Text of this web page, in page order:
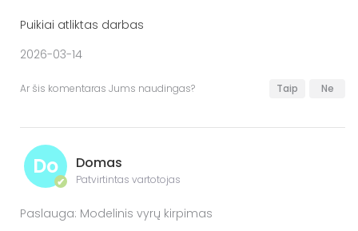
Puikiai atliktas darbas
2026-03-14
Ar šis komentaras Jums naudingas? Taip Ne
Do
✔
Domas
Patvirtintas vartotojas
Paslauga: Modelinis vyrų kirpimas